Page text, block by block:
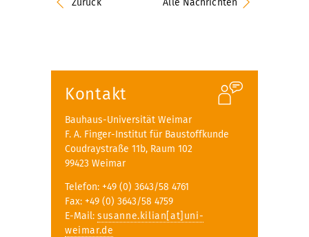
Kontakt
Bauhaus-Universität Weimar
F. A. Finger-Institut für Baustoffkunde
Coudraystraße 11b, Raum 102
99423 Weimar
Telefon: +49 (0) 3643/58 4761
Fax: +49 (0) 3643/58 4759
E-Mail: susanne.kilian[at]uni-
weimar.de